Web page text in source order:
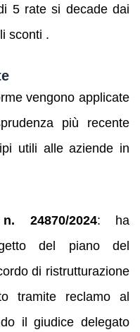
5 rate si decade dai
sconti .
vengono applicate
più recente
utili alle aziende in
24870/2024: ha
del piano del
di ristrutturazione
tramite reclamo al
il giudice delegato